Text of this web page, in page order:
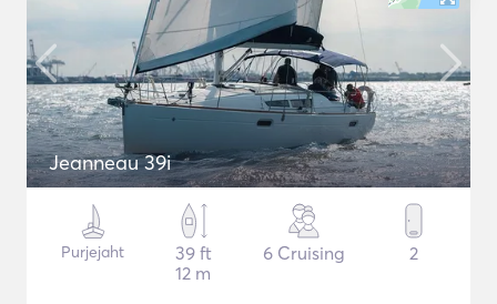
Jeanneau 39i
Purjejaht
39 ft
12 m
6 Cruising 2